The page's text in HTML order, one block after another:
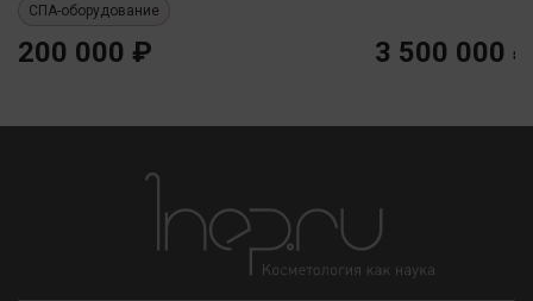
СПА-оборудование
200 000 ₽ 3 500 000 ₽